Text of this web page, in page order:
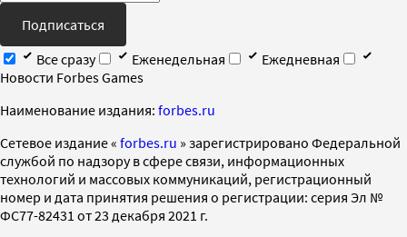
Подписаться
Все сразу
Еженедельная
Ежедневная
Новости Forbes Games
Наименование издания: forbes.ru
Cетевое издание « forbes.ru » зарегистрировано Федеральной
службой по надзору в сфере связи, информационных
технологий и массовых коммуникаций, регистрационный
номер и дата принятия решения о регистрации: серия Эл №
ФС77-82431 от 23 декабря 2021 г.